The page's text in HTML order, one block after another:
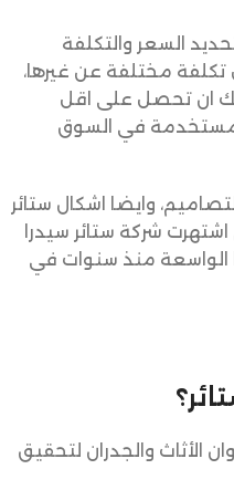
السعر والتكلفة
تكلفة مختلفة عن غيرها،
ان تحصل على اقل
المستخدمة في السوق
وايضا اشكال ستائر
شركة ستائر سيدرا
الواسعة منذ سنوات في
الأثاث والجدران لتحقيق